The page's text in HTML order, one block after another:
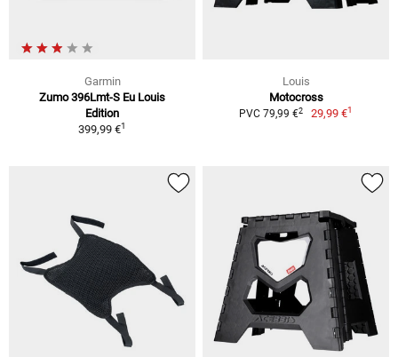
Garmin
Zumo 396Lmt-S Eu Louis
Edition
399,99 €1
Louis
Motocross
PVC 79,99 €2 29,99 €1